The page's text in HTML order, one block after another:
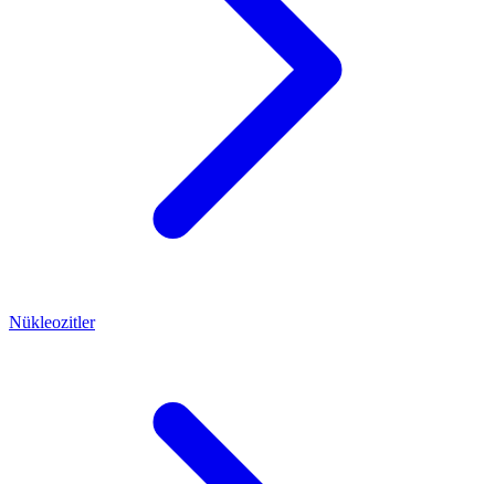
Nükleozitler